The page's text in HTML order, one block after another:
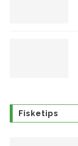
Fisketips